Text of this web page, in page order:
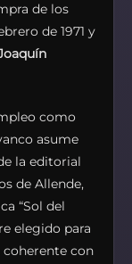
de los
de 1971 y
como
asume
la editorial
de Allende,
“Sol del
elegido para
coherente con